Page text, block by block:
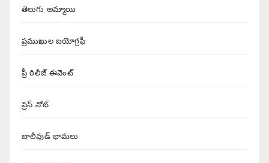
తెలుగు అమ్మాయి
ప్రముఖుల బయోగ్రఫీ
ప్రీ రిలీజ్ ఈవెంట్
ప్రెస్ నోట్
బాలీవుడ్ భామలు